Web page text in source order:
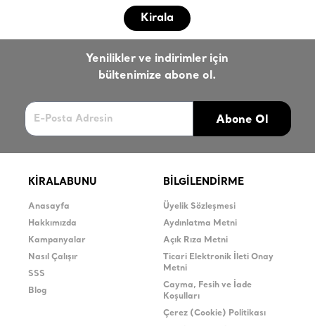
Kirala
Yenilikler ve indirimler için
bültenimize abone ol.
Abone Ol
KİRALABUNU
Anasayfa
Hakkımızda
Kampanyalar
Nasıl Çalışır
SSS
Blog
BİLGİLENDİRME
Üyelik Sözleşmesi
Aydınlatma Metni
Açık Rıza Metni
Ticari Elektronik İleti Onay
Metni
Cayma, Fesih ve İade
Koşulları
Çerez (Cookie) Politikası